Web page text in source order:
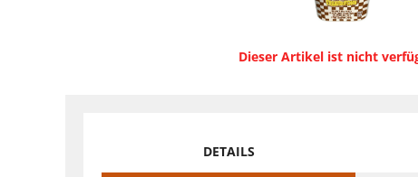
Dieser Artikel ist nicht
DETAILS